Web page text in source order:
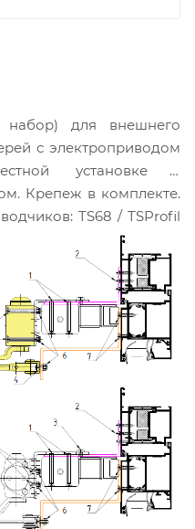
для внешнего
с электроприводом
установке с
Крепеж в комплекте.
TS68 / TSProfil